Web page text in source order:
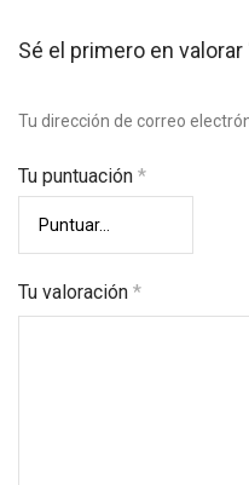
Sé el primero en valorar
Tu dirección de correo
Tu puntuación *
Tu valoración *